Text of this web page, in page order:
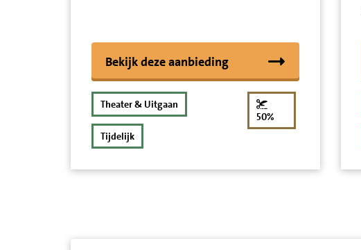
Bekijk deze aanbieding
Theater & Uitgaan
Tijdelijk
50%